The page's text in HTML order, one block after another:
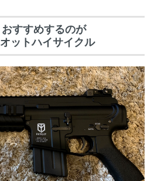
すすめするのが
ットハイサイクル